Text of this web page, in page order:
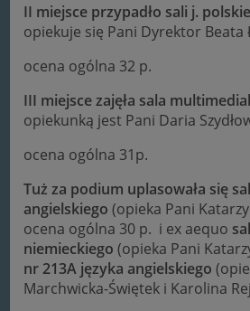
II miejsce przypadło sali j.
opiekuje się Pani Dyrektor Beata
ocena ogólna 32 p.
III miejsce zajęła sala
opiekunką jest Pani Daria
ocena ogólna 31p.
Tuż za podium uplasowała się
angielskiego (opieka Pani
ocena ogólna 30 p. i ex aequo
niemieckiego (opieka Pani
nr213A języka angielskiego
Marchwicka-Świętek i Karolina